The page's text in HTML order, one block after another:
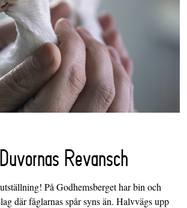
Revansch
På Godhemsberget har bin och
där fåglarnas spår syns än. Halvvägs upp